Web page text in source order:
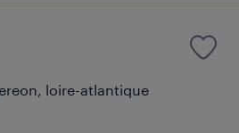
loire-atlantique